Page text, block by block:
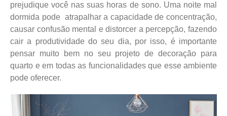
prejudique você nas suas horas de sono. Uma noite mal
dormida pode atrapalhar a capacidade de concentração,
causar confusão mental e distorcer a percepção, fazendo
cair a produtividade do seu dia, por isso, é importante
pensar muito bem no seu projeto de decoração para
quarto e em todas as funcionalidades que esse ambiente
pode oferecer.